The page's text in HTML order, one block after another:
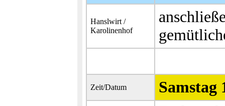
Hanslwirt /
Karolinenhof
Zeit/Datum Samstag